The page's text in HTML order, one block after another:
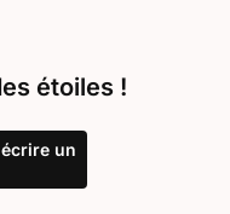
étoiles !
un